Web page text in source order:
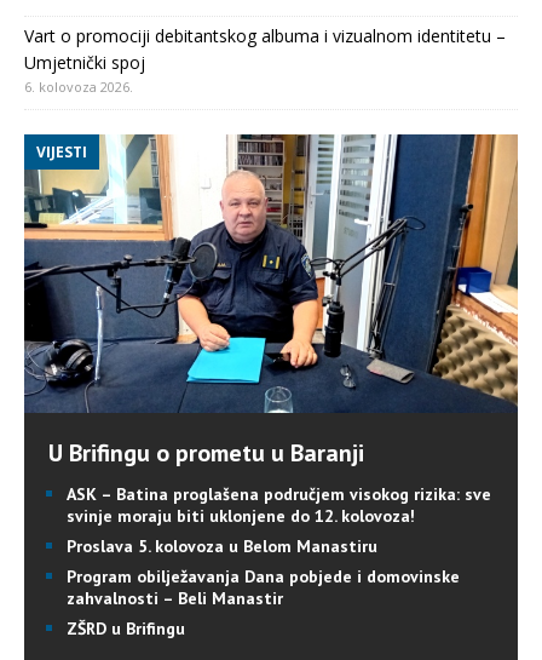
Vart o promociji debitantskog albuma i vizualnom identitetu –
Umjetnički spoj
6. kolovoza 2026.
VIJESTI
U Brifingu o prometu u Baranji
ASK – Batina proglašena područjem visokog rizika: sve
svinje moraju biti uklonjene do 12. kolovoza!
Proslava 5. kolovoza u Belom Manastiru
Program obilježavanja Dana pobjede i domovinske
zahvalnosti – Beli Manastir
ZŠRD u Brifingu